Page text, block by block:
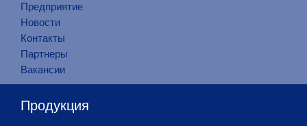
Предприятие
Новости
Контакты
Партнеры
Вакансии
Продукция